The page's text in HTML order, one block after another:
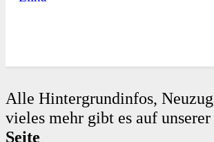
Alle Hintergrundinfos,
vieles mehr gibt es auf unserer
Seite